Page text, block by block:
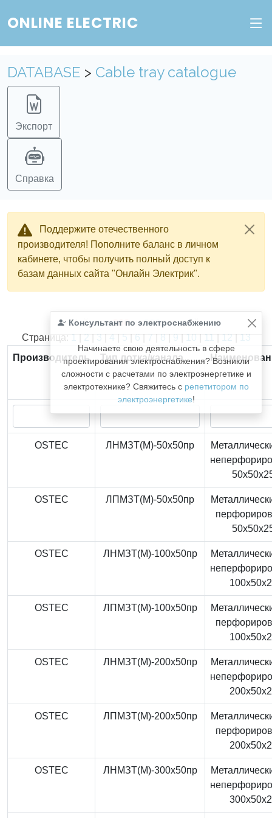
ONLINE ELECTRIC
DATABASE > Cable tray catalogue
Экспорт
Справка
Поддержите отечественного
производителя! Пополните баланс в личном
кабинете, чтобы получить полный доступ к
базам данных сайта "Онлайн Электрик".
Консультант по электроснабжению
Начинаете свою деятельность в сфере
проектирования электроснабжения? Возникли
сложности с расчетами по электроэнергетике и
электротехнике? Свяжитесь с репетитором по
электроэнергетике!
Найдено366из366записей.
Страница: 1 | 2 | 3 | 4 | 5 | 6 | 7 | 8 | 9 | 10 | 11 | 12 | 13
Производитель
Тип лотка/канала
OSTEC ЛНМЗТ(М)-50x50пр
OSTEC ЛПМЗТ(М)-50x50пр
OSTEC ЛНМЗТ(М)-100x50пр
OSTEC ЛПМЗТ(М)-100x50пр
OSTEC ЛНМЗТ(М)-200x50пр
OSTEC ЛПМЗТ(М)-200x50пр
OSTEC ЛНМЗТ(М)-300x50пр
получить доступ ко всем сервисам "Онлайн